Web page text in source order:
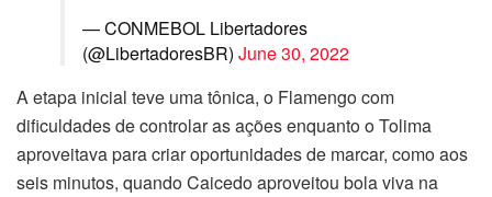
— CONMEBOL Libertadores
(@LibertadoresBR) June 30, 2022
A etapa inicial teve uma tônica, o Flamengo com
dificuldades de controlar as ações enquanto o Tolima
aproveitava para criar oportunidades de marcar, como aos
seis minutos, quando Caicedo aproveitou bola viva na